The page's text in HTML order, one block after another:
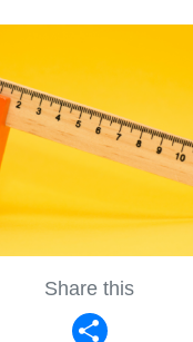
Share this